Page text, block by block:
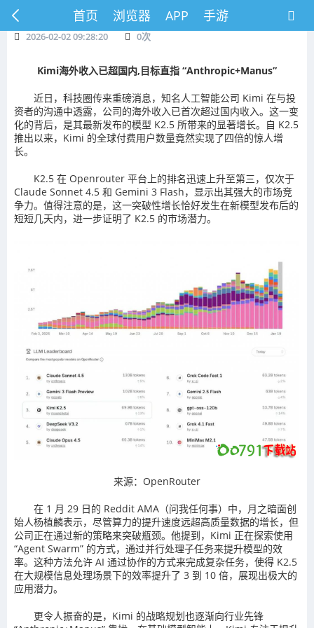
首页 浏览器 APP 手游
2026-02-02 09:28:20 0次
Kimi海外收入已超国内,目标直指 “Anthropic+Manus”
近日，科技圈传来重磅消息，知名人工智能公司 Kimi 在与投
资者的沟通中透露，公司的海外收入已首次超过国内收入。这一变
化的背后，是其最新发布的模型 K2.5 所带来的显著增长。自 K2.5
推出以来，Kimi 的全球付费用户数量竟然实现了四倍的惊人增
长。
K2.5 在 Openrouter 平台上的排名迅速上升至第三，仅次于
Claude Sonnet 4.5 和 Gemini 3 Flash，显示出其强大的市场竞
争力。值得注意的是，这一突破性增长恰好发生在新模型发布后的
短短几天内，进一步证明了 K2.5 的市场潜力。
来源：OpenRouter
在 1 月 29 日的 Reddit AMA（问我任何事）中，月之暗面创
始人杨植麟表示，尽管算力的提升速度远超高质量数据的增长，但
公司正在通过新的策略来突破瓶颈。他提到，Kimi 正在探索使用
“Agent Swarm” 的方式，通过并行处理子任务来提升模型的效
率。这种方法允许 AI 通过协作的方式来完成复杂任务，使得 K2.5
在大规模信息处理场景下的效率提升了 3 到 10 倍，展现出极大的
应用潜力。
更令人振奋的是，Kimi 的战略规划也逐渐向行业先锋